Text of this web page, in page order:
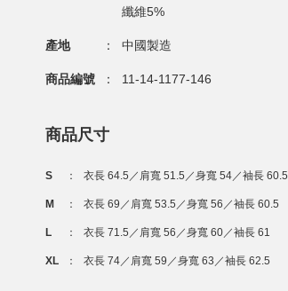
纖維5%
產地 ： 中國製造
商品編號 ： 11-14-1177-146
商品尺寸
S ： 衣長 64.5／肩寬 51.5／身寬 54／袖長 60.5
M ： 衣長 69／肩寬 53.5／身寬 56／袖長 60.5
L ： 衣長 71.5／肩寬 56／身寬 60／袖長 61
XL ： 衣長 74／肩寬 59／身寬 63／袖長 62.5